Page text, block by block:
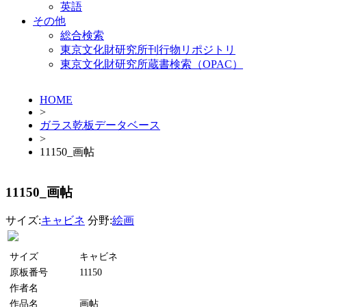
英語
その他
総合検索
東京文化財研究所刊行物リポジトリ
東京文化財研究所蔵書検索（OPAC）
HOME
>
ガラス乾板データベース
>
11150_画帖
11150_画帖
サイズ:キャビネ 分野:絵画
サイズ
キャビネ
原板番号
11150
作者名
作品名
画帖